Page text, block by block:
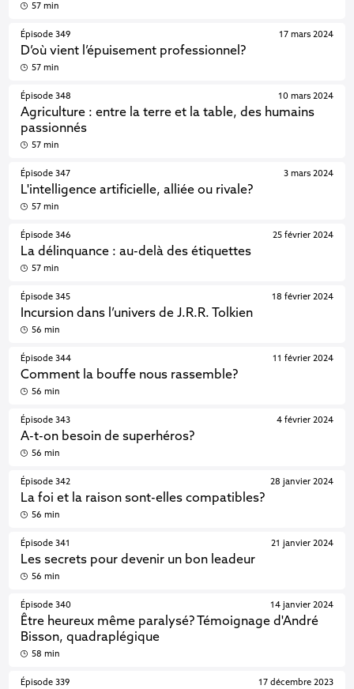
57 min
Épisode 349
D’où vient l’épuisement professionnel?
17 mars 2024
57 min
Épisode 348
Agriculture : entre la terre et la table, des humains
passionnés
10 mars 2024
57 min
Épisode 347
L'intelligence artificielle, alliée ou rivale?
3 mars 2024
57 min
Épisode 346
La délinquance : au-delà des étiquettes
25 février 2024
57 min
Épisode 345
Incursion dans l’univers de J.R.R. Tolkien
18 février 2024
56 min
Épisode 344
Comment la bouffe nous rassemble?
11 février 2024
56 min
Épisode 343
A-t-on besoin de superhéros?
4 février 2024
56 min
Épisode 342
La foi et la raison sont-elles compatibles?
28 janvier 2024
56 min
Épisode 341
Les secrets pour devenir un bon leadeur
21 janvier 2024
56 min
Épisode 340
Être heureux même paralysé? Témoignage d'André
Bisson, quadraplégique
14 janvier 2024
58 min
Épisode 339 17 décembre 2023